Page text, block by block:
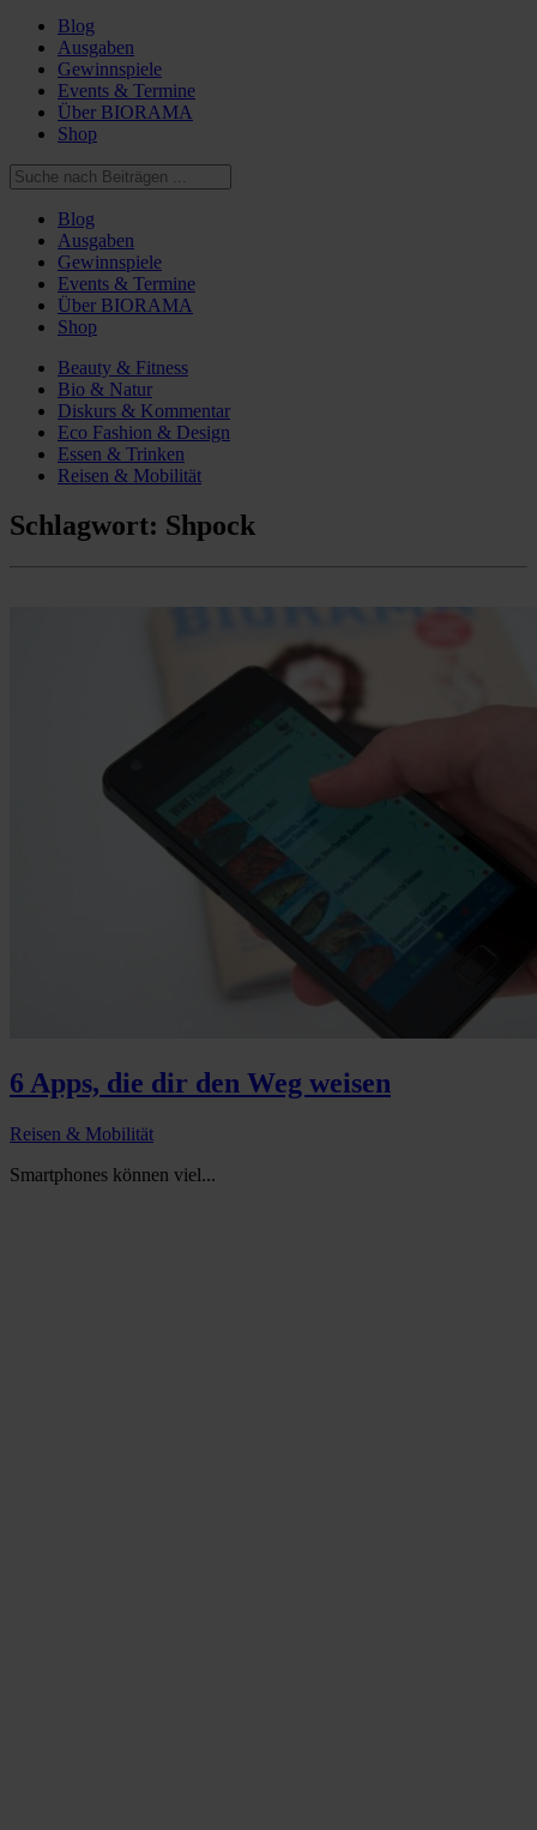
Blog
Ausgaben
Gewinnspiele
Events & Termine
Über BIORAMA
Shop
Blog
Ausgaben
Gewinnspiele
Events & Termine
Über BIORAMA
Shop
Beauty & Fitness
Bio & Natur
Diskurs & Kommentar
Eco Fashion & Design
Essen & Trinken
Reisen & Mobilität
Schlagwort: Shpock
6 Apps, die dir den Weg weisen
Reisen & Mobilität
Smartphones können viel...